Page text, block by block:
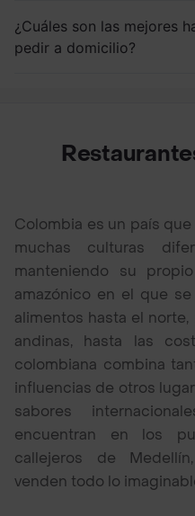
¿Cuáles son las mejores
pedir a domicilio?
Colombia es un país
muchas culturas
manteniendo su
amazónico en el que
alimentos hasta el
andinas, hasta las
colombiana combina
influencias de otros
sabores
encuentran en los
callejeros de
venden todo lo